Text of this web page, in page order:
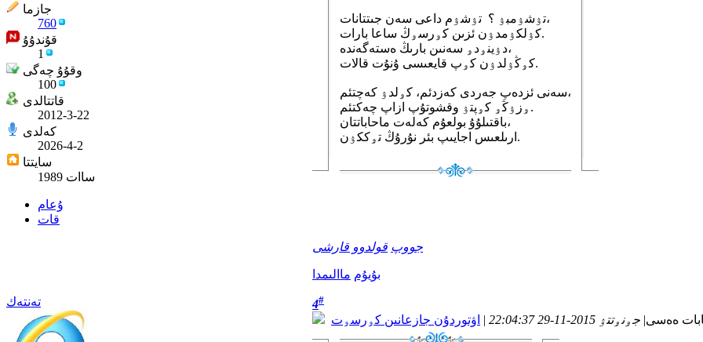
جازما
760
قۇندۇۇ
1
وقۇۇ چەگى
100
قاتتالدى
2012-3-22
كەلدى
2026-4-2
سايتتا
1989 ساات
ۇعام
قات
تۉشۉمبۉ ؟ تۉشۉم داعى سەن جىتتانات،
كۉلكۉمدۉن ئزىن كۅرسۅڭ ساعا بارات.
دۉينۅدۅ سەنىن بارىڭ ەستەگەندە،
كۅڭۉلدۉن كۅپ قايعىسى ۇنۇت قالات.
سەنى ئزدەپ جەردى كەزدئم، كۅلدۉ كەچتئم،
ۅزۉڭۅ كۅپتۉ وقشوتۇپ ازاپ چەكتئم.
باقتىلۇۇ بولعۇم كەلەت ماحاباتتان،
ارىلعىس اجايىپ بئر نۇرۇڭ تۅككۉن.
جووپ قولدوو قارشى
بۇيۇم ماالىمدا
تەنتەك 4#
ەەسى| جۅنۅتتۉ 2015-11-29 22:04:37 | اۋتوردۇن جازعانىن كۅرسۅت